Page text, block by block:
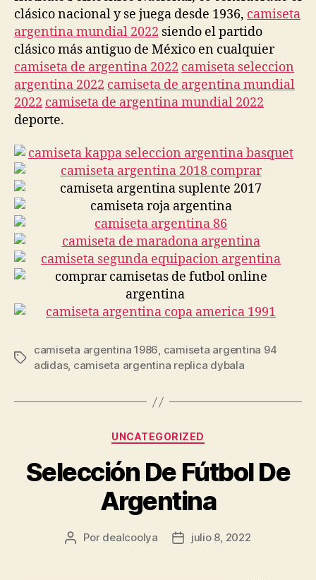
clásico nacional y se juega desde 1936, camiseta
argentina mundial 2022 siendo el partido
clásico más antiguo de México en cualquier
camiseta de argentina 2022 camiseta seleccion
argentina 2022 camiseta de argentina mundial
2022 camiseta de argentina mundial 2022
deporte.
Etiquetas
camiseta argentina 1986, camiseta argentina 94
adidas, camiseta argentina replica dybala
Categorías
UNCATEGORIZED
Selección De Fútbol De
Argentina
Autor
Por dealcoolya
Fechajulio 8, 2022